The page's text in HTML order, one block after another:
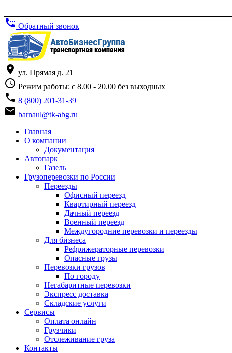
settings_phone Обратный звонок
place ул. Прямая д. 21
access_time Режим работы: с 8.00 - 20.00 без выходных
phone 8 (800) 201-31-39
email barnaul@tk-abg.ru
Главная
О компании
Документация
Автопарк
Газель
Грузоперевозки по России
Переезды
Офисный переезд
Квартирный переезд
Дачный переезд
Военный переезд
Междугородние перевозки и переезды
Для бизнеса
Рефрижераторные перевозки
Опасные грузы
Перевозки грузов
По городу
Негабаритные перевозки
Экспресс доставка
Складские услуги
Сервисы
Оплата онлайн
Грузчики
Отслеживание груза
Контакты